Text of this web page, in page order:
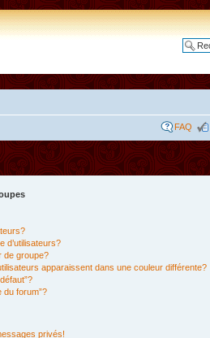
FAQ
d’utilisateurs?
de groupe?
apparaissent dans une couleur différente?
du forum”?
privés!